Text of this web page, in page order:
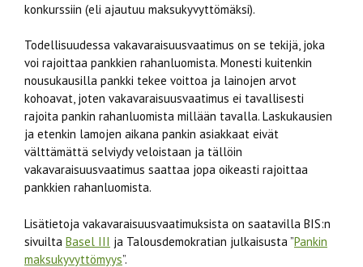
konkurssiin (eli ajautuu maksukyvyttömäksi).
Todellisuudessa vakavaraisuusvaatimus on se tekijä, joka
voi rajoittaa pankkien rahanluomista. Monesti kuitenkin
nousukausilla pankki tekee voittoa ja lainojen arvot
kohoavat, joten vakavaraisuusvaatimus ei tavallisesti
rajoita pankin rahanluomista millään tavalla. Laskukausien
ja etenkin lamojen aikana pankin asiakkaat eivät
välttämättä selviydy veloistaan ja tällöin
vakavaraisuusvaatimus saattaa jopa oikeasti rajoittaa
pankkien rahanluomista.
Lisätietoja vakavaraisuusvaatimuksista on saatavilla BIS:n
sivuilta Basel III ja Talousdemokratian julkaisusta ”Pankin
maksukyvyttömyys”.